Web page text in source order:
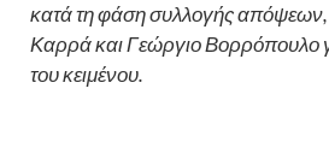
κατά τη φάση συλλογής απόψεων,
Καρρά και Γεώργιο Βορρόπουλο
του κειμένου.